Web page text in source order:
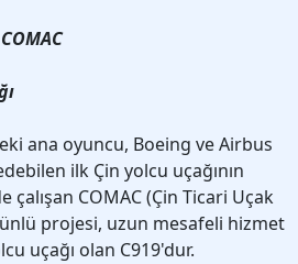
ana oyuncu, Boeing ve Airbus
ilk Çin yolcu uçağının
çalışan COMAC (Çin Ticari Uçak
ünlü projesi, uzun mesafeli hizmet
uçağı olan C919'dur.